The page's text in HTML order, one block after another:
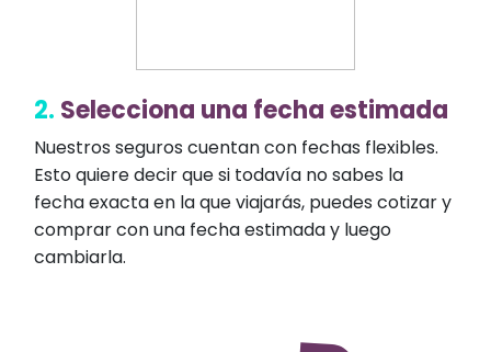
2. Selecciona una fecha estimada
Nuestros seguros cuentan con fechas flexibles.
Esto quiere decir que si todavía no sabes la
fecha exacta en la que viajarás, puedes cotizar y
comprar con una fecha estimada y luego
cambiarla.